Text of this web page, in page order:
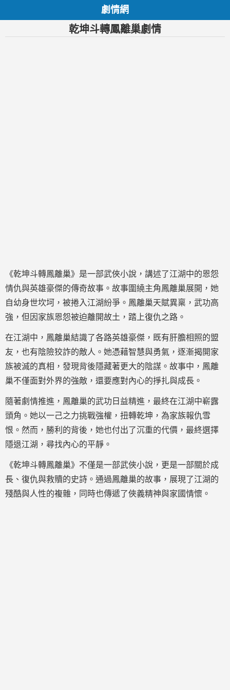
劇情網
乾坤斗轉鳳離巢劇情
《乾坤斗轉鳳離巢》是一部武俠小說，講述了江湖中的恩怨
情仇與英雄豪傑的傳奇故事。故事圍繞主角鳳離巢展開，她
自幼身世坎坷，被捲入江湖紛爭。鳳離巢天賦異稟，武功高
強，但因家族恩怨被迫離開故土，踏上復仇之路。
在江湖中，鳳離巢結識了各路英雄豪傑，既有肝膽相照的盟
友，也有陰險狡詐的敵人。她憑藉智慧與勇氣，逐漸揭開家
族被滅的真相，發現背後隱藏著更大的陰謀。故事中，鳳離
巢不僅面對外界的強敵，還要應對內心的掙扎與成長。
隨著劇情推進，鳳離巢的武功日益精進，最終在江湖中嶄露
頭角。她以一己之力挑戰強權，扭轉乾坤，為家族報仇雪
恨。然而，勝利的背後，她也付出了沉重的代價，最終選擇
隱退江湖，尋找內心的平靜。
《乾坤斗轉鳳離巢》不僅是一部武俠小說，更是一部關於成
長、復仇與救贖的史詩。通過鳳離巢的故事，展現了江湖的
殘酷與人性的複雜，同時也傳遞了俠義精神與家國情懷。